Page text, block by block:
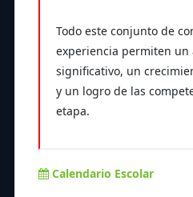
Todo este conjunto de
experiencia permiten un
significativo, un
y un logro de las
etapa.
Calendario Escolar